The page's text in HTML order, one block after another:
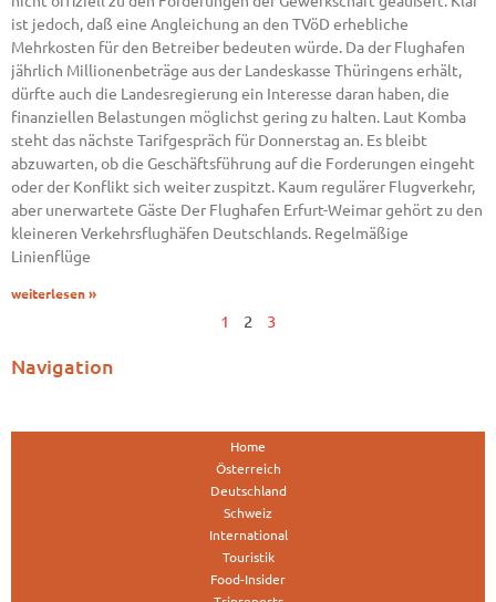
ist jedoch, daß eine Angleichung an den TVöD erhebliche
Mehrkosten für den Betreiber bedeuten würde. Da der Flughafen
jährlich Millionenbeträge aus der Landeskasse Thüringens erhält,
dürfte auch die Landesregierung ein Interesse daran haben, die
finanziellen Belastungen möglichst gering zu halten. Laut Komba
steht das nächste Tarifgespräch für Donnerstag an. Es bleibt
abzuwarten, ob die Geschäftsführung auf die Forderungen eingeht
oder der Konflikt sich weiter zuspitzt. Kaum regulärer Flugverkehr,
aber unerwartete Gäste Der Flughafen Erfurt-Weimar gehört zu den
kleineren Verkehrsflughäfen Deutschlands. Regelmäßige
Linienflüge
weiterlesen »
1 2 3
Navigation
Home
Österreich
Deutschland
Schweiz
International
Touristik
Food-Insider